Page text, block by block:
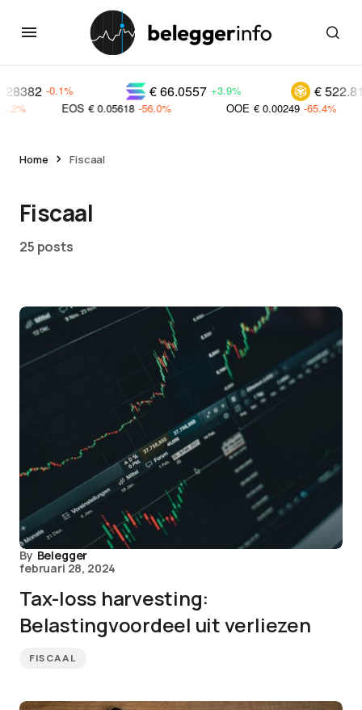
€ 522.811 +2.0%
€ 66.0557 +3.9%
GRAIL
OOE € 0.00249 -65.4%
€ 0.05618 -56.0%
Home Fiscaal
Fiscaal
25 posts
By Belegger
februari 28, 2024
Tax-loss harvesting:
Belastingvoordeel uit verliezen
FISCAAL